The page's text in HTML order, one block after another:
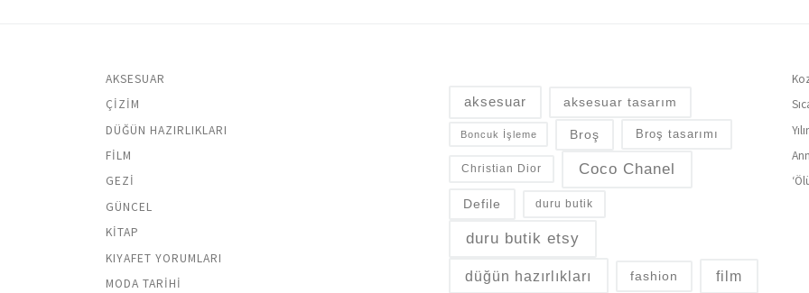
AKSESUAR
ÇIZIM
DÜĞÜN HAZIRLIKLARI
FILM
GEZI
GÜNCEL
KITAP
KIYAFET YORUMLARI
MODA TARIHI
aksesuar aksesuar tasarım
Boncuk İşleme Broş Broş tasarımı
Christian Dior Coco Chanel
Defile duru butik
duru butik etsy
düğün hazırlıkları fashion film